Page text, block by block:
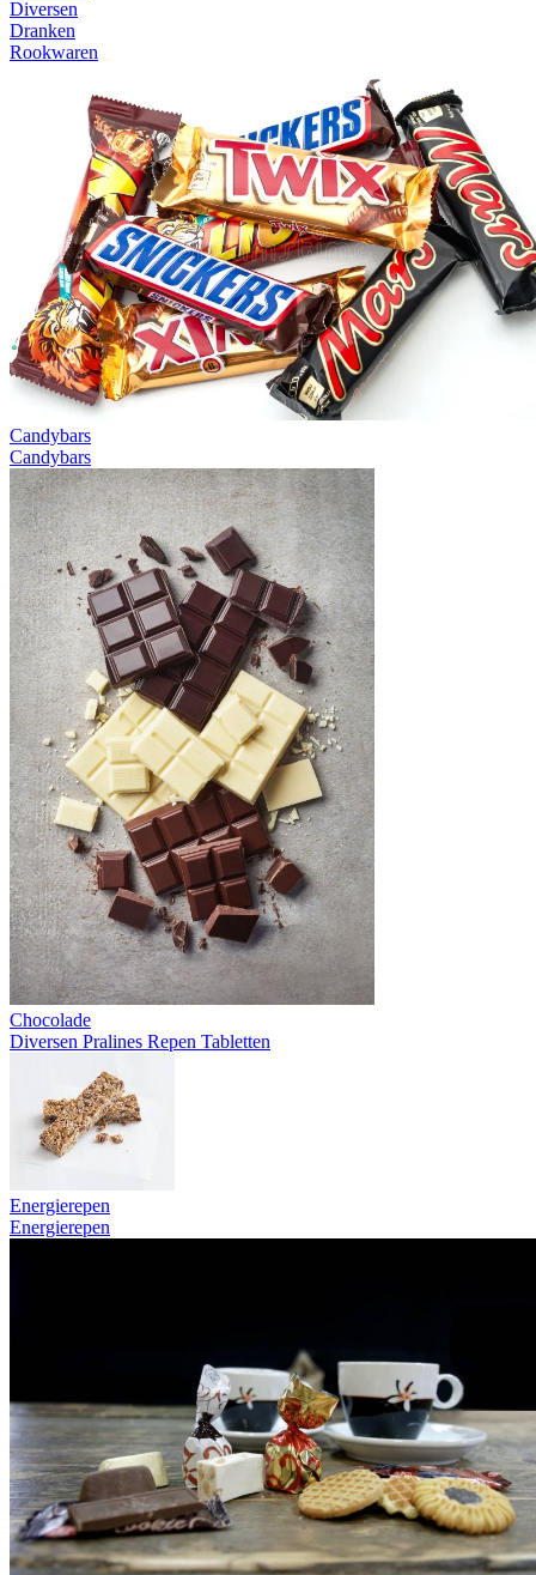
Diversen
Dranken
Rookwaren
Candybars
Candybars
Chocolade
Diversen Pralines Repen Tabletten
Energierepen
Energierepen